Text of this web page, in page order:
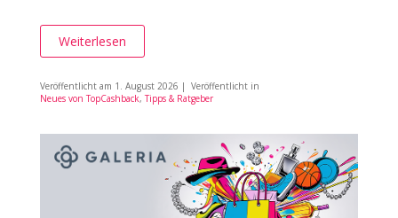
Weiterlesen
Veröffentlicht am 1. August 2026 | Veröffentlicht in
Neues von TopCashback,Tipps & Ratgeber